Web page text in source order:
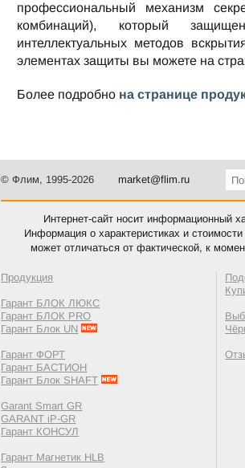
профессиональный механизм
комбинаций), который
интеллектуальных методов
элементах защиты вы можете на
Более подробно на странице
© Флим, 1995-2026 market@flim.ru
Интернет-сайт носит информационный
Информация о характеристиках и
может отличаться от фактической, к
Продукция
Гарант БЛОК ЛЮКС
Гарант БЛОК PRO
Гарант Блок UN
Гарант ФОРТ
Гарант БАСТИОН
Гарант Блок SHAFT
Garant Smart GR
GARANT iP-GR
Гарант КОНСУЛ
Гарант Магнетик HLB